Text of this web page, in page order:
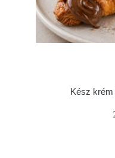
Kész krém